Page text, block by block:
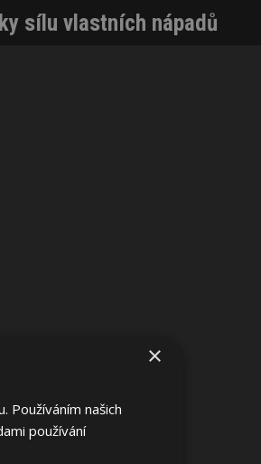
sílu vlastních nápadů
×
Používáním našich
používání